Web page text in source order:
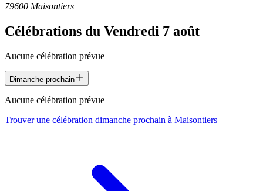
79600 Maisontiers
Célébrations du Vendredi 7 août
Aucune célébration prévue
Dimanche prochain
Aucune célébration prévue
Trouver une célébration dimanche prochain à Maisontiers